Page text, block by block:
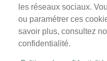
les réseaux sociaux.
ou paramétrer ces
savoir plus, consultez
confidentialité.
3 rue de la Liberté
95470 Survilliers
Tél. 01 34 68 26 00